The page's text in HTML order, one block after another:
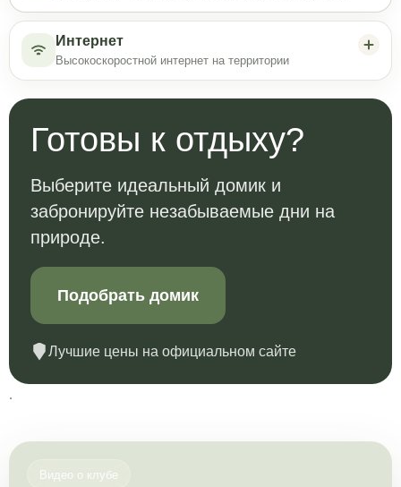
Интернет
Высокоскоростной интернет на территории
Готовы к отдыху?
Выберите идеальный домик и
забронируйте незабываемые дни на
природе.
Подобрать домик
Лучшие цены на официальном сайте
.
Видео о клубе